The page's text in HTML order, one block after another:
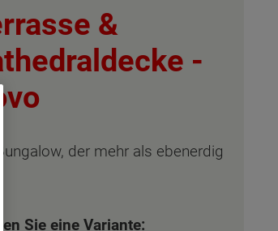
&
-
Bungalow, der mehr als ebenerdig
Sie eine Variante: